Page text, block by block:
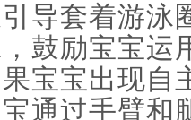
套着游泳
鼓励宝宝运
宝宝出现自
通过手臂和